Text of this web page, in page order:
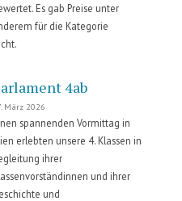
Es gab Preise unter
für die Kategorie
4ab
März 2026
spannenden Vormittag in
erlebten unsere 4. Klassen in
ihrer
und ihrer
und